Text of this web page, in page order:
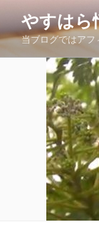
テ
ン
やすはら
当ブログではアフ